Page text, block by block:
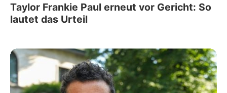
Taylor Frankie Paul erneut vor Gericht: So
lautet das Urteil